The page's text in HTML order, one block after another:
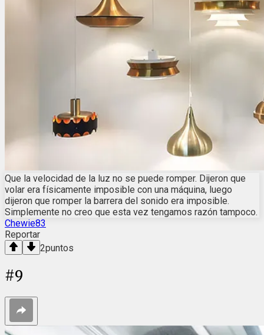
Que la velocidad de la luz no se puede romper. Dijeron que
volar era físicamente imposible con una máquina, luego
dijeron que romper la barrera del sonido era imposible.
Simplemente no creo que esta vez tengamos razón tampoco.
Chewie83
Reportar
2puntos
#9